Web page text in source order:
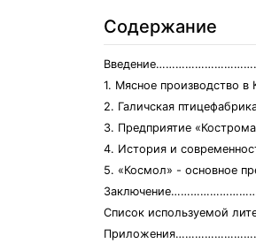
Содержание
1. Мясное
2. Галичская
3. Предприятие
4. История и
5. «Космол» - основное
Список используемой